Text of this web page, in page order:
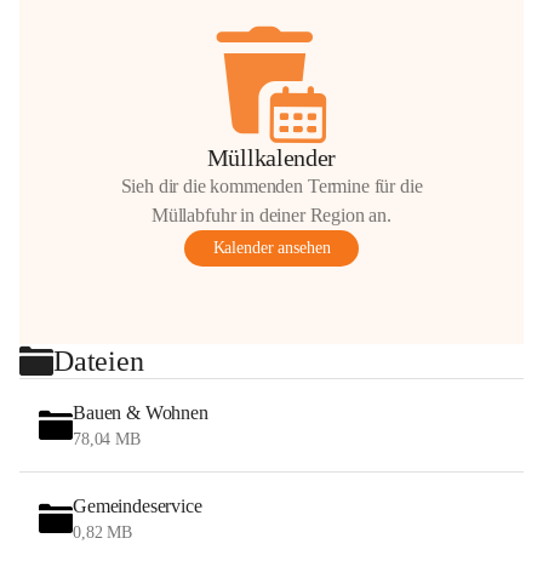
Müllkalender
Sieh dir die kommenden Termine für die
Müllabfuhr in deiner Region an.
Kalender ansehen
Dateien
Bauen & Wohnen
78,04 MB
Gemeindeservice
0,82 MB